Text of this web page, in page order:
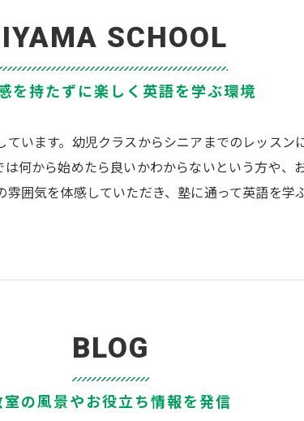
を持たずに楽しく英語を学ぶ環境
SCHOOL
います。幼児クラスからシニアまでのレッス
何から始めたら良いかわからないという方や、
囲気を体感していただき、塾に通って英語を
室の風景やお役立ち情報を発信
BLOG